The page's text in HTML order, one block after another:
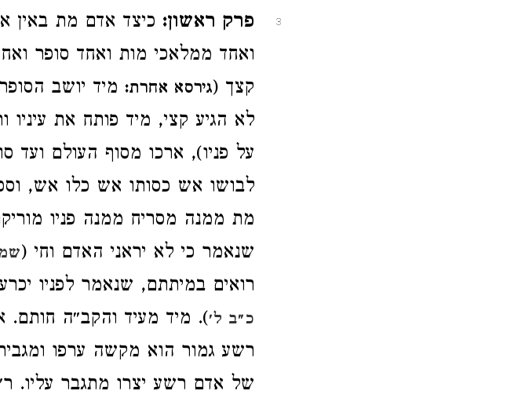
3 פרק ראשון: כיצד אדם מת באין
ואחד ממלאכי מות ואחד סופר
קצך (גירסא אחרת: מיד יושב
לא הגיע קצי, מיד פותח את עיניו
על פניו), ארכו מסוף העולם ועד
לבושו אש כסותו אש כלו אש,
מת ממנה מסריח ממנה פניו
שנאמר כי לא יראני האדם וחי (
רואים במיתתם, שנאמר לפניו
כ״ב ל׳). מיד מעיד והקב״ה חותם.
רשע גמור הוא מקשה ערפו
של אדם רשע יצרו מתגבר עליו.